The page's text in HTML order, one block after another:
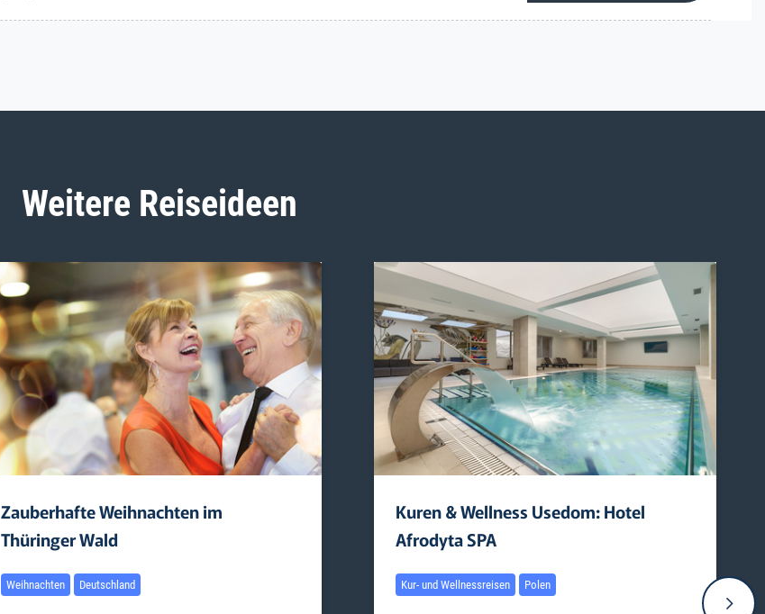
Weitere Reiseideen
Zauberhafte Weihnachten im
Thüringer Wald
Weihnachten Deutschland
Kuren & Wellness Usedom: Hotel
Afrodyta SPA
Kur- und Wellnessreisen Polen